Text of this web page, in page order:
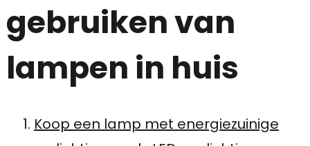
gebruiken van
lampen in huis
Koop een lamp met energiezuinige